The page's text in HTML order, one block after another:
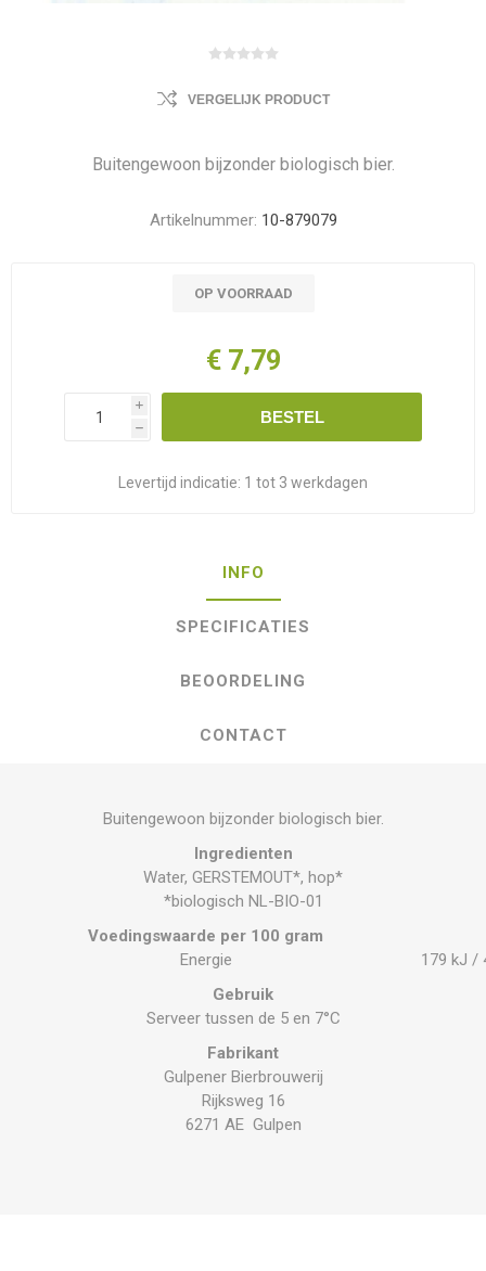
VERGELIJK PRODUCT
Buitengewoon bijzonder biologisch bier.
Artikelnummer: 10-879079
OP VOORRAAD
€ 7,79
i
h
BESTEL
Levertijd indicatie: 1 tot 3 werkdagen
INFO
SPECIFICATIES
BEOORDELING
CONTACT
Buitengewoon bijzonder biologisch bier.
Ingredienten
Water, GERSTEMOUT*, hop*
*biologisch NL-BIO-01
Voedingswaarde per 100 gram
Energie
179 kJ /
Gebruik
Serveer tussen de 5 en 7°C
Fabrikant
Gulpener Bierbrouwerij
Rijksweg 16
6271 AE Gulpen